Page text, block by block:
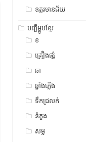
ឧត្ដរមានជ័យ
បញ្ជីម្ហូបខ្មែរ
ខ
គ្រឿងផ្សំ
ឆា
ឆ្នាំងភ្លើង
ទឹកជ្រលក់
នំគួង
សម្ល